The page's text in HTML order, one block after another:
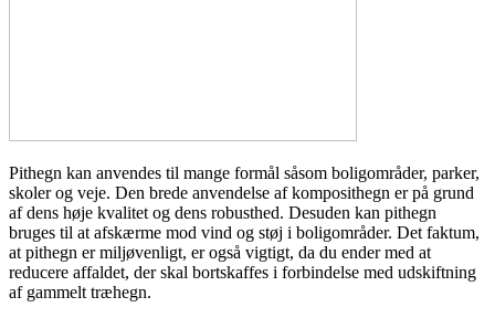
Pithegn kan anvendes til mange formål såsom boligområder, parker,
skoler og veje. Den brede anvendelse af komposithegn er på grund
af dens høje kvalitet og dens robusthed. Desuden kan pithegn
bruges til at afskærme mod vind og støj i boligområder. Det faktum,
at pithegn er miljøvenligt, er også vigtigt, da du ender med at
reducere affaldet, der skal bortskaffes i forbindelse med udskiftning
af gammelt træhegn.